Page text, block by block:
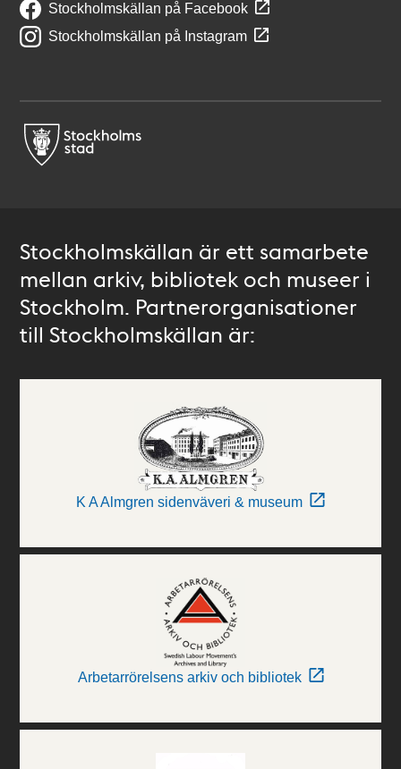
Stockholmskällan på Facebook
Stockholmskällan på Instagram
Stockholmskällan är ett samarbete
mellan arkiv, bibliotek och museer i
Stockholm. Partnerorganisationer
till Stockholmskällan är:
K A Almgren sidenväveri & museum
Arbetarrörelsens arkiv och bibliotek